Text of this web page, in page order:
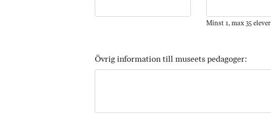
Minst 1, max 35 elever
Övrig information till museets pedagoger: